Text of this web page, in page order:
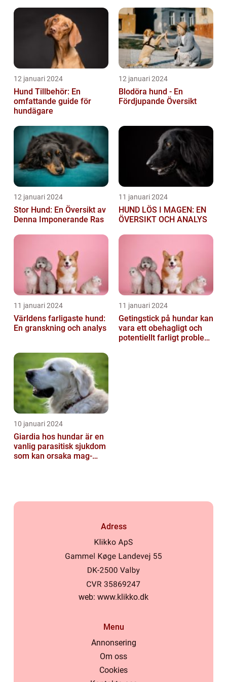
och nackde...
12 januari 2024
Hund Tillbehör: En
omfattande guide för
hundägare
12 januari 2024
Blodöra hund - En
Fördjupande Översikt
12 januari 2024
Stor Hund: En Översikt av
Denna Imponerande Ras
11 januari 2024
HUND LÖS I MAGEN: EN
ÖVERSIKT OCH ANALYS
11 januari 2024
Världens farligaste hund:
En granskning och analys
11 januari 2024
Getingstick på hundar kan
vara ett obehagligt och
potentiellt farligt problem
10 januari 2024
Giardia hos hundar är en
vanlig parasitisk sjukdom
som kan orsaka mag-
Adress
web: www.klikko.dk
Menu
Annonsering
Om oss
Cookies